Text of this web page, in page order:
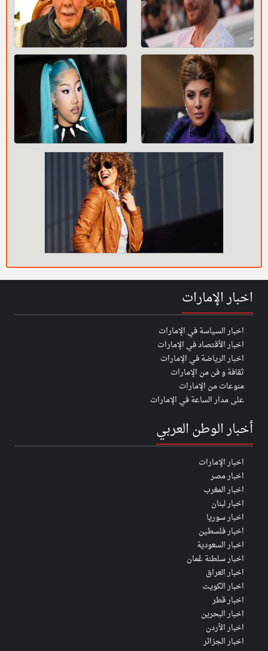
اخبار الإمارات
اخبار السياسة في الإمارات
اخبار الأقتصاد في الإمارات
اخبار الرياضة في الإمارات
ثقافة و فن من الإمارات
منوعات من الإمارات
على مدار الساعة في الإمارات
أخبار الوطن العربي
اخبار الإمارات
اخبار مصر
اخبار المغرب
اخبار لبنان
اخبار سوريا
اخبار فلسطين
اخبار السعودية
اخبار سلطنة عُمان
اخبار العراق
اخبار الكويت
اخبار قطر
اخبار البحرين
اخبار الأردن
اخبار الجزائر